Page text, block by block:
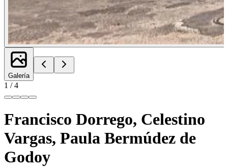
Galería
1 /4
Francisco Dorrego, Celestino
Vargas, Paula Bermúdez de
Godoy